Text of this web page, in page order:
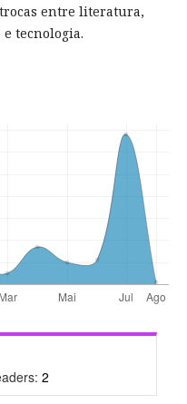
entre literatura,
tecnologia.
2